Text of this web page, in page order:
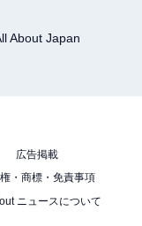
About Japan
広告掲載
・商標・免責事項
ニュースについて